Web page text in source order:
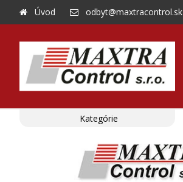
Úvod odbyt@maxtracontrol.sk
Kategórie